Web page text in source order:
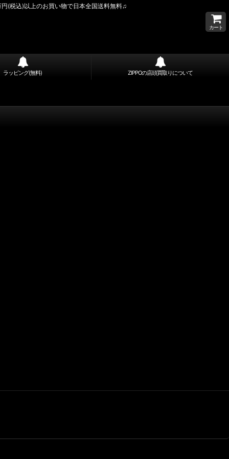
(税込)以上のお買い物で日本全国送料無料♫
カート
ラッピング(無料) ZIPPOの店頭買取りについて